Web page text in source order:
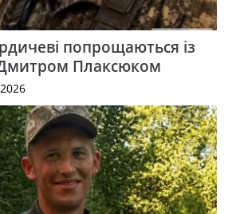
попрощаються із
Плаксюком